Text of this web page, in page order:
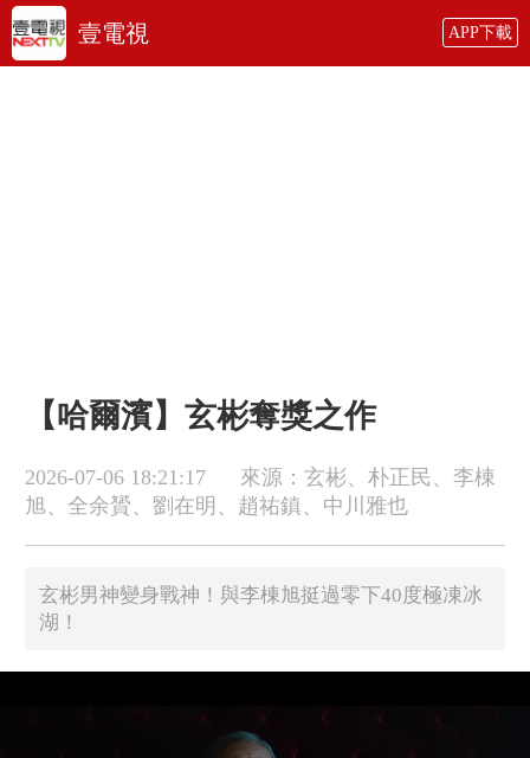
壹電視 APP下載
【哈爾濱】玄彬奪獎之作
2026-07-06 18:21:17
來源：玄彬、朴正民、李棟
旭、全余贇、劉在明、趙祐鎮、中川雅也
玄彬男神變身戰神！與李棟旭挺過零下40度極凍冰
湖！